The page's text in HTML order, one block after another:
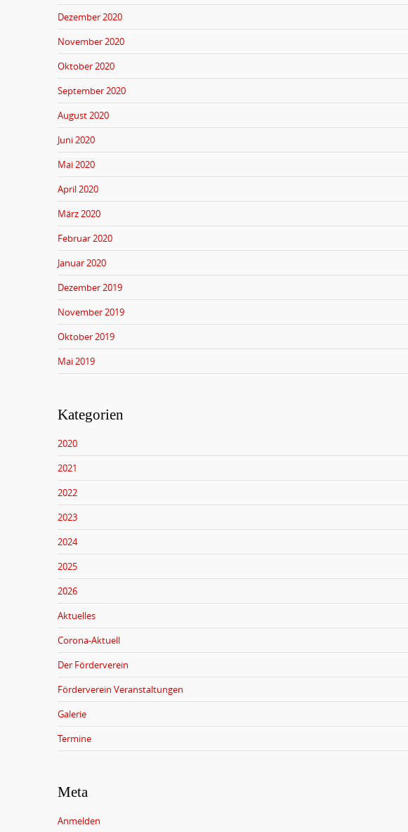
Dezember 2020
November 2020
Oktober 2020
September 2020
August 2020
Juni 2020
Mai 2020
April 2020
März 2020
Februar 2020
Januar 2020
Dezember 2019
November 2019
Oktober 2019
Mai 2019
Kategorien
2020
2021
2022
2023
2024
2025
2026
Aktuelles
Corona-Aktuell
Der Förderverein
Förderverein Veranstaltungen
Galerie
Termine
Meta
Anmelden